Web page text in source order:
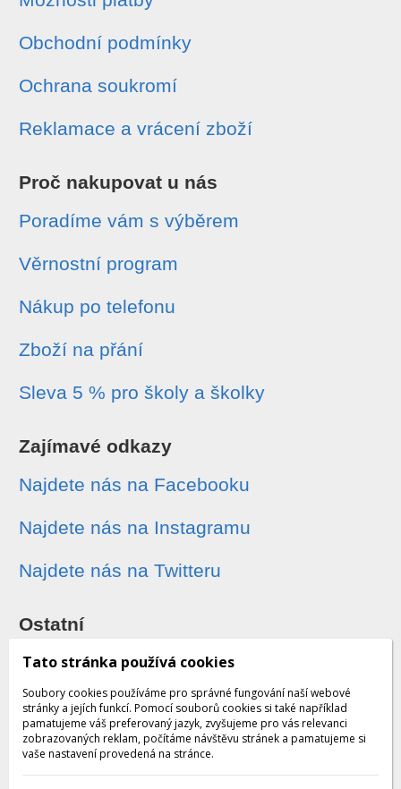
Obchodní podmínky
Ochrana soukromí
Reklamace a vrácení zboží
Proč nakupovat u nás
Poradíme vám s výběrem
Věrnostní program
Nákup po telefonu
Zboží na přání
Sleva 5 % pro školy a školky
Zajímavé odkazy
Najdete nás na Facebooku
Najdete nás na Instagramu
Najdete nás na Twitteru
Ostatní
Sledování zásilek
Dárkové poukazy
Obchodní podmínky - archiv
Tato stránka používá cookies
Soubory cookies používáme pro správné fungování naší webové
stránky a jejích funkcí. Pomocí souborů cookies si také například
pamatujeme váš preferovaný jazyk, zvyšujeme pro vás relevanci
zobrazovaných reklam, počítáme návštěvu stránek a pamatujeme si
vaše nastavení provedená na stránce.